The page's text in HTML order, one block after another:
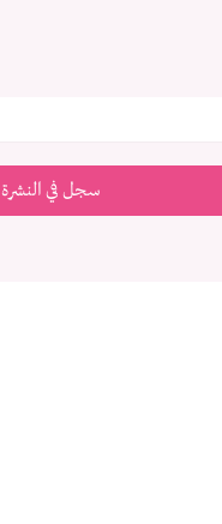
سجل في النشرة